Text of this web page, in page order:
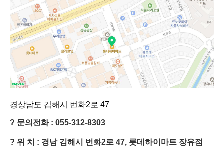
경상남도 김해시 번화2로 47
? 문의전화 : 055-312-8303​
? 위 치 : 경남 김해시 번화2로 47, 롯데하이마트 장유점